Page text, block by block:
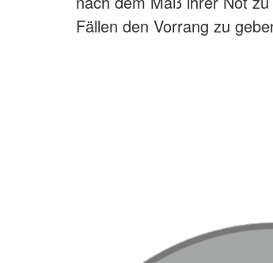
Fällen den Vorrang zu